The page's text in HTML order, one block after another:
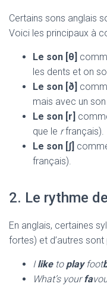
Certains sons anglais
Voici les principaux à
Le son [θ]
les dents et on
Le son [ð]
mais avec un
Le son [r]
que le rfrançais).
Le son [ʃ]
français).
2. Le rythme
En anglais, certaines
fortes) et d’autres
Iliketo playfoot
What’s yourfa